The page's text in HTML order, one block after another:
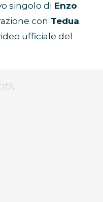
singolo di Enzo
con Tedua.
ufficiale del